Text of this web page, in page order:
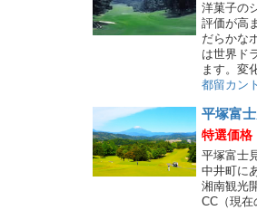
洋菓子の
評価が高
だらかな
は世界ド
ます。変
都留カン
平塚富
特選価格
平塚富士
中井町に
湘南観光
CC（現在